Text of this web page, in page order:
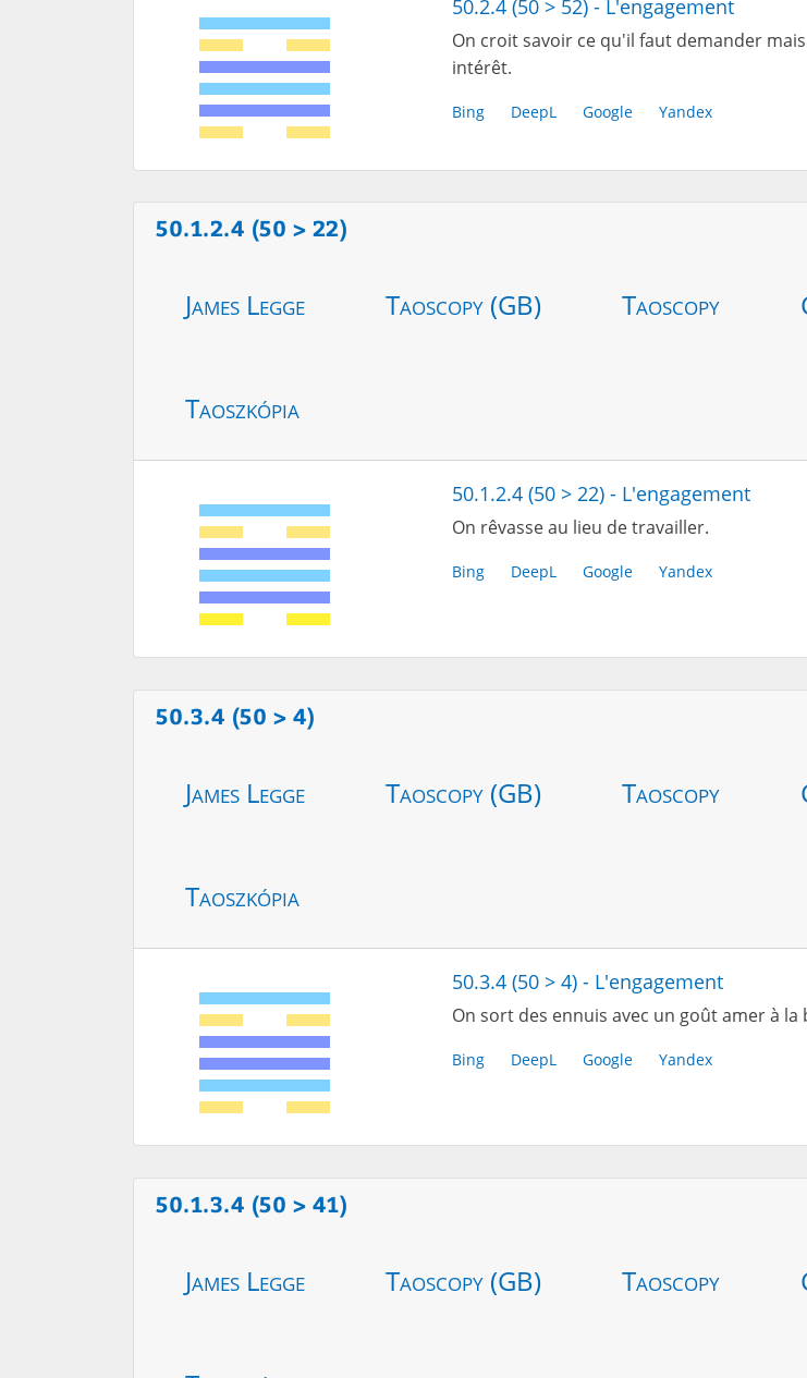
50.2.4 (50 > 52) - L'engagement
On croit savoir ce qu'il faut demander
intérêt.
Bing DeepL Google Yandex
50.1.2.4 (50 > 22)
James Legge Taoscopy (GB) Taoscopy
Taoszkópia
50.1.2.4 (50 > 22) - L'engagement
On rêvasse au lieu de travailler.
Bing DeepL Google Yandex
50.3.4 (50 > 4)
James Legge Taoscopy (GB) Taoscopy
Taoszkópia
50.3.4 (50 > 4) - L'engagement
On sort des ennuis avec un goût amer à la
Bing DeepL Google Yandex
50.1.3.4 (50 > 41)
James Legge Taoscopy (GB) Taoscopy